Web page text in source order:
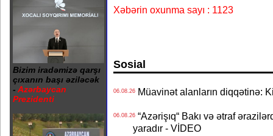
Bizim iradəmizə qarşı
çıxanın başı əziləcək
- Azərbaycan
Prezidenti
Xəbərin oxunma sayı : 1123
Sosial
06.08.26Müavinət alanların diqqətinə:
06.08.26“Azərişıq“ Bakı və ətraf
yaradır - VİDEO